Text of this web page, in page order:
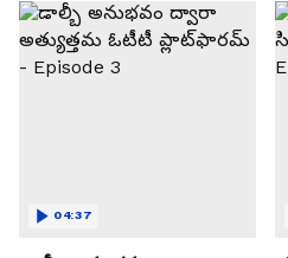
తెలుసుకోండి..!
04:37